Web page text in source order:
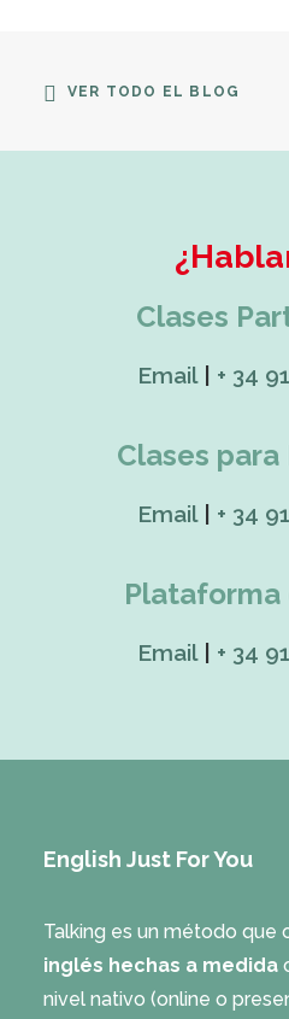
VER TODO EL BLOG
Clases
Email| + 34
Clases para
Email| + 34
Plataforma
Email| + 34
English Just For You
Talking es un método que
inglés hechas a medida
nivel nativo (online o